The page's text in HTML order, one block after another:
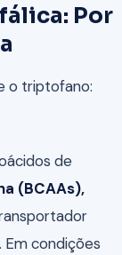
Por
o triptofano:
de
(BCAAs),
condições